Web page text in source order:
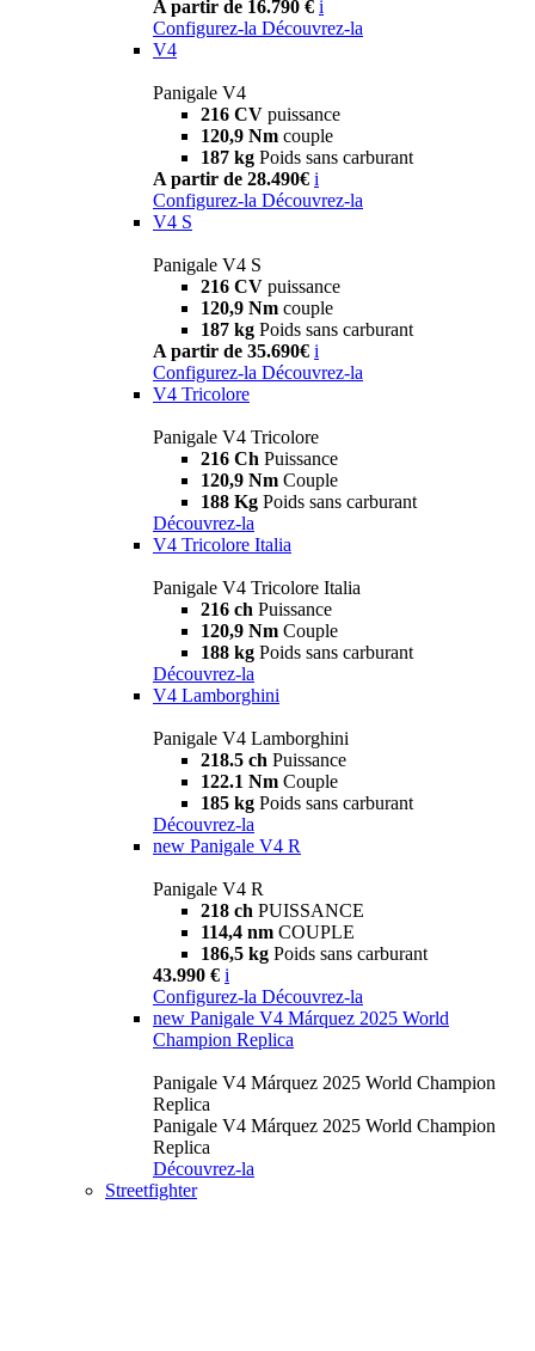
A partir de 16.790 € i
Configurez-la Découvrez-la
V4
Panigale V4
216 CV puissance
120,9 Nm couple
187 kg Poids sans carburant
A partir de 28.490€ i
Configurez-la Découvrez-la
V4 S
Panigale V4 S
216 CV puissance
120,9 Nm couple
187 kg Poids sans carburant
A partir de 35.690€ i
Configurez-la Découvrez-la
V4 Tricolore
Panigale V4 Tricolore
216 Ch Puissance
120,9 Nm Couple
188 Kg Poids sans carburant
Découvrez-la
V4 Tricolore Italia
Panigale V4 Tricolore Italia
216 ch Puissance
120,9 Nm Couple
188 kg Poids sans carburant
Découvrez-la
V4 Lamborghini
Panigale V4 Lamborghini
218.5 ch Puissance
122.1 Nm Couple
185 kg Poids sans carburant
Découvrez-la
new Panigale V4 R
Panigale V4 R
218 ch PUISSANCE
114,4 nm COUPLE
186,5 kg Poids sans carburant
43.990 € i
Configurez-la Découvrez-la
new Panigale V4 Márquez 2025 World
Champion Replica
Panigale V4 Márquez 2025 World Champion
Replica
Panigale V4 Márquez 2025 World Champion
Replica
Découvrez-la
Streetfighter